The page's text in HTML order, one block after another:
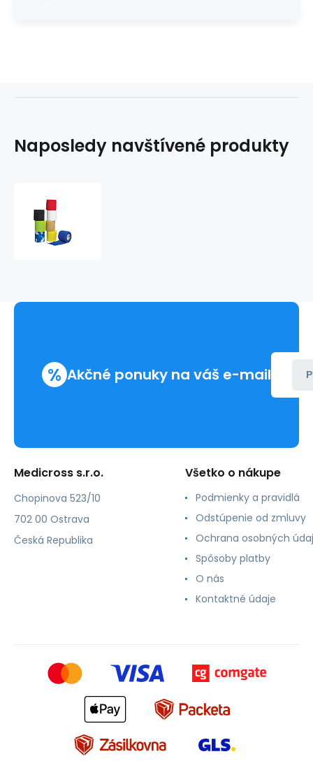
Naposledy navštívené produkty
(12ks/bal)
% Akčné ponuky na váš e-mail
Medicross s.r.o.
Chopinova 523/10
702 00 Ostrava
Česká Republika
Všetko o nákupe
Podmienky a pravidlá
Odstúpenie od zmluvy
Ochrana osobných
Spôsoby platby
O nás
Kontaktné údaje